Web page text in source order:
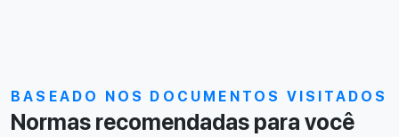
BASEADO NOS DOCUMENTOS VISITADOS
Normas recomendadas para você